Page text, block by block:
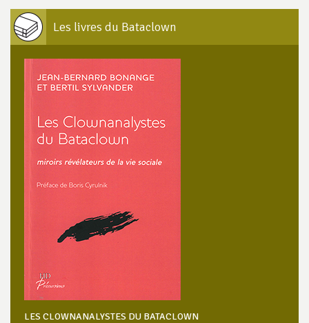
Les livres du Bataclown
LES CLOWNANALYSTES DU BATACLOWN